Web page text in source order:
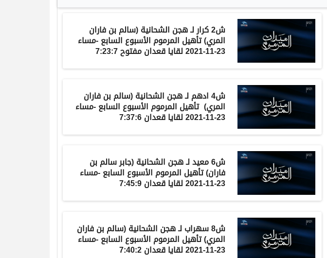
ش2 كرار لـ هجن الشحانية (سالم بن فاران
المري) تأهيل المرموم الأسبوع السابع -مساء
23-11-2021 لقايا قعدان مفتوح 7:23:7
ش4 ادهملـهجن الشحانية (سالم بن فاران
المري) تأهيل المرموم الأسبوع السابع -مساء
23-11-2021 لقايا قعدان 7:37:6
ش6 معيد لـ هجن الشحانية (جابر سالم بن
فاران) تأهيل المرموم الأسبوع السابع -مساء
23-11-2021 لقايا قعدان 7:45:9
ش8 سهراب لـ هجن الشحانية (سالم بن فاران
المري) تأهيل المرموم الأسبوع السابع -مساء
23-11-2021 لقايا قعدان 7:40:2